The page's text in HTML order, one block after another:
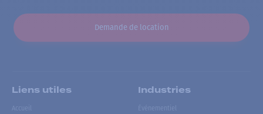
Demande de location
Liens utiles
Accueil
Industries
Événementiel